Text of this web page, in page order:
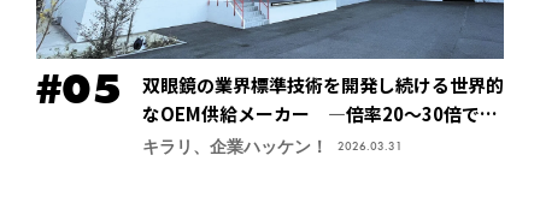
双眼鏡の業界標準技術を開発し続ける世界的
なOEM供給メーカー ―倍率20～30倍でも
像が安定する手振れ防止技術で特許取得、今
キラリ、企業ハッケン！ 2026.03.31